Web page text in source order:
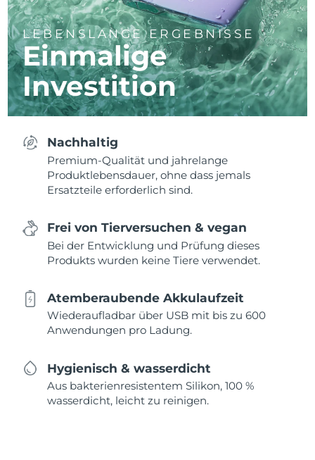
LEBENSLANGE ERGEBNISSE
Einmalige
Investition
Nachhaltig
Premium-Qualität und jahrelange
Produktlebensdauer, ohne dass jemals
Ersatzteile erforderlich sind.
Frei von Tierversuchen & vegan
Bei der Entwicklung und Prüfung dieses
Produkts wurden keine Tiere verwendet.
Atemberaubende Akkulaufzeit
Wiederaufladbar über USB mit bis zu 600
Anwendungen pro Ladung.
Hygienisch & wasserdicht
Aus bakterienresistentem Silikon, 100 %
wasserdicht, leicht zu reinigen.